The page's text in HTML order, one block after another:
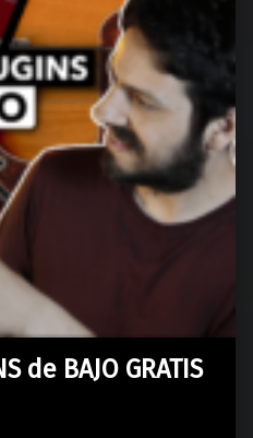
de BAJO GRATIS